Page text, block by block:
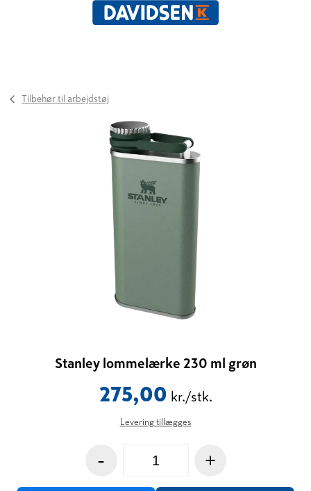
Tilbehør til arbejdstøj
Stanley lommelærke 230 ml grøn
275,00 kr./stk.
Levering tillægges
- +